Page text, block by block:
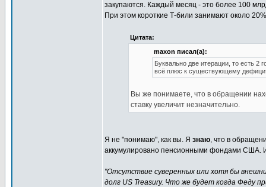
закупаются. Каждый месяц - это более 100
При этом короткие Т-били занимают около
Цитата:
maxon писал(а):
Буквально две итерации, то есть 2
всё плюс к существующему
Вы же понимаете, что в обращении
ставку увеличит незначительно.
Я не "понимаю", как вы. Я знаю, что в
аккумулировано пенсионными фондами США.
"Отсутствие суверенных или хотя бы
долг US Treasury. Что же будет когда Феду